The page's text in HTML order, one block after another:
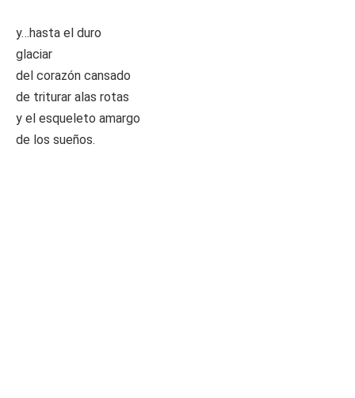
y…hasta el duro
glaciar
del corazón cansado
de triturar alas rotas
y el esqueleto amargo
de los sueños.